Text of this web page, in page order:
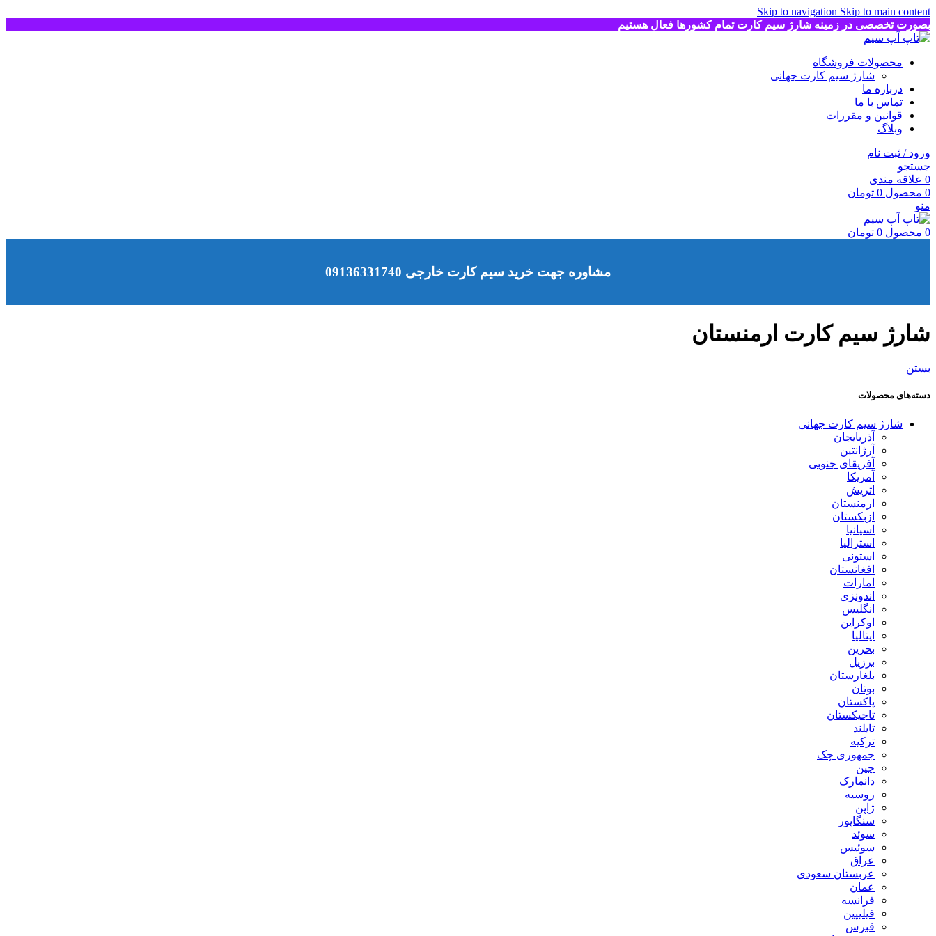
Skip to navigation Skip to main content
بصورت تخصصی در زمینه شارژ سیم کارت تمام کشورها فعال هستیم
محصولات فروشگاه
شارژ سیم کارت جهانی
درباره ما
تماس با ما
قوانین و مقررات
وبلاگ
ورود / ثبت نام
جستجو
0 علاقه مندی
0 محصول 0 تومان
منو
0 محصول 0 تومان
مشاوره جهت خرید سیم کارت خارجی 09136331740
شارژ سیم کارت ارمنستان
بستن
دسته‌های محصولات
شارژ سیم کارت جهانی
آذربایجان
آرژانتین
آفریقای جنوبی
آمریکا
اتریش
ارمنستان
ازبکستان
اسپانیا
استرالیا
استونی
افغانستان
امارات
اندونزی
انگلیس
اوکراین
ایتالیا
بحرین
برزیل
بلغارستان
بوتان
پاکستان
تاجیکستان
تایلند
ترکیه
جمهوری چک
چین
دانمارک
روسیه
ژاپن
سنگاپور
سوئد
سوئیس
عراق
عربستان سعودی
عمان
فرانسه
فیلیپین
قبرس